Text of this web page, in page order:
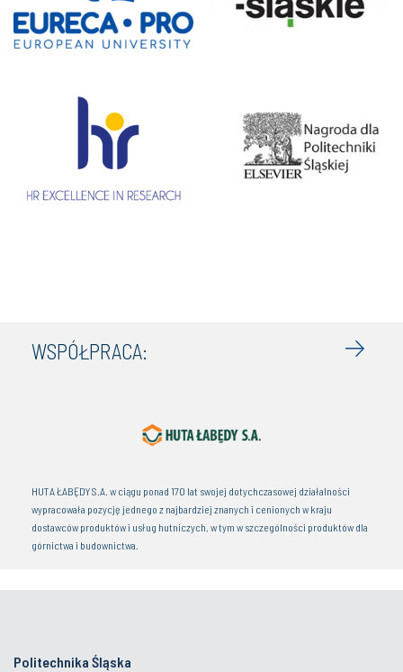
WSPÓŁPRACA:
HUTA ŁABĘDY S.A. w ciągu ponad 170 lat swojej dotychczasowej działalności
wypracowała pozycję jednego z najbardziej znanych i cenionych w kraju
dostawców produktów i usług hutniczych, w tym w szczególności produktów dla
górnictwa i budownictwa.
Politechnika Śląska